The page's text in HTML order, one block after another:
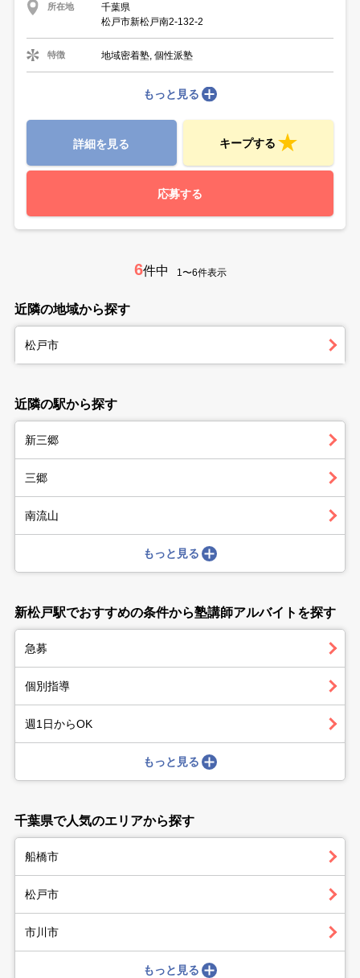
所在地
千葉県
松戸市新松戸南2-132-2
特徴 地域密着塾, 個性派塾
もっと見る
詳細を見る キープする
応募する
6件中 1〜6件表示
近隣の地域から探す
松戸市
近隣の駅から探す
新三郷
三郷
南流山
もっと見る
新松戸駅でおすすめの条件から塾講師アルバイトを探す
急募
個別指導
週1日からOK
もっと見る
千葉県で人気のエリアから探す
船橋市
松戸市
市川市
もっと見る